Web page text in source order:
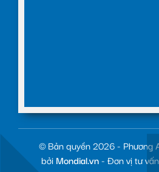
© Bản quyền 2026 - Phương
bởi Mondial.vn- Đơn vị tư